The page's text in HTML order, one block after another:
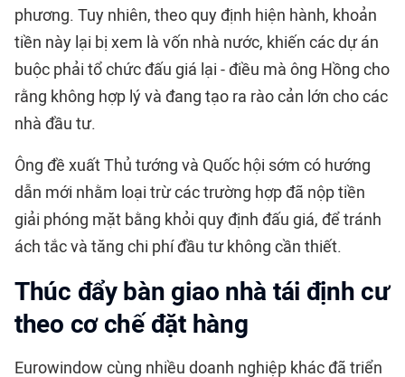
phương. Tuy nhiên, theo quy định hiện hành, khoản
tiền này lại bị xem là vốn nhà nước, khiến các dự án
buộc phải tổ chức đấu giá lại - điều mà ông Hồng cho
rằng không hợp lý và đang tạo ra rào cản lớn cho các
nhà đầu tư.
Ông đề xuất Thủ tướng và Quốc hội sớm có hướng
dẫn mới nhằm loại trừ các trường hợp đã nộp tiền
giải phóng mặt bằng khỏi quy định đấu giá, để tránh
ách tắc và tăng chi phí đầu tư không cần thiết.
Thúc đẩy bàn giao nhà tái định cư
theo cơ chế đặt hàng
Eurowindow cùng nhiều doanh nghiệp khác đã triển